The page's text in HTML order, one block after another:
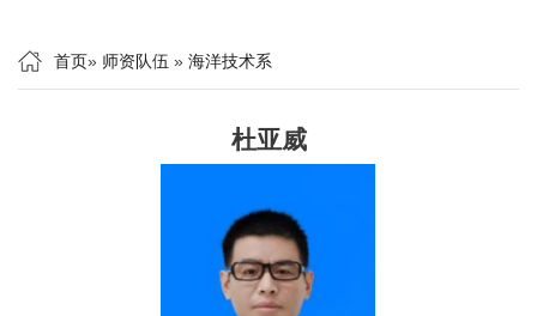
首页» 师资队伍 » 海洋技术系
杜亚威